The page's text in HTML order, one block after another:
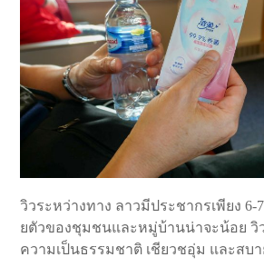
วิวระหว่างทาง ลาวมีประชากรเพียง
ยตัวของชุมชนและหมู่บ้านน่าจะน้อย วิ
ความเป็นธรรมชาติ เชียวชอุ่ม และสบา